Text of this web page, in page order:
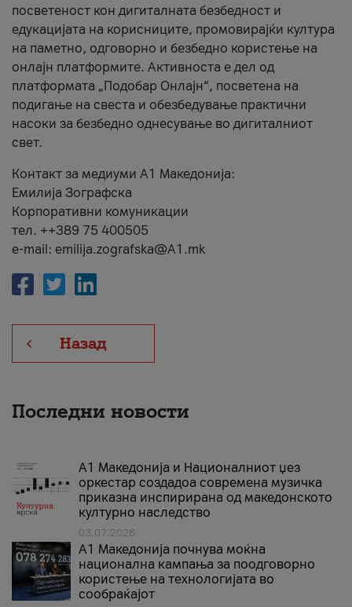
посветеност кон дигиталната безбедност и
едукацијата на корисниците, промовирајќи култура
на паметно, одговорно и безбедно користење на
онлајн платформите. Активноста е дел од
платформата „Подобар Онлајн“, посветена на
подигање на свеста и обезбедување практични
насоки за безбедно однесување во дигиталниот
свет.
Контакт за медиуми А1 Македонија:
Емилија Зографска
Корпоративни комуникации
тел. ++389 75 400505
e-mail: emilija.zografska@A1.mk
Назад
Последни новости
А1 Македонија и Националниот џез
оркестар создадоа современа музичка
приказна инспирирана од македонското
културно наследство
03.07.2026
A1 Македонија почнува моќна
национална кампања за поодговорно
користење на технологијата во
сообраќајот